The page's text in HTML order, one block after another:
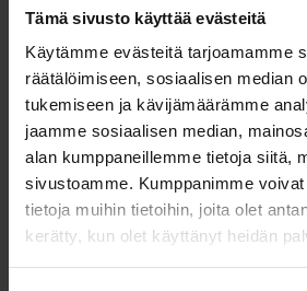
Tämä sivusto käyttää evästeitä
Käytämme evästeitä tarjoamamme
räätälöimiseen, sosiaalisen median
tukemiseen ja kävijämäärämme
jaamme sosiaalisen median,
alan kumppaneillemme tietoja siitä,
sivustoamme. Kumppanimme
tietoja muihin tietoihin, joita olet
kerätty, kun olet käyttänyt heidän
Buying